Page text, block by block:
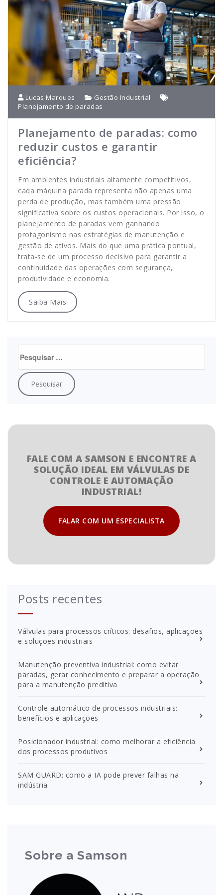
Lucas Marques
Gestão Industrial
Planejamento de paradas
Planejamento de paradas: como
reduzir custos e garantir
eficiência?
Em ambientes industriais altamente competitivos,
cada máquina parada representa não apenas uma
perda de produção, mas também uma pressão
significativa sobre os custos operacionais. Por isso, o
planejamento de paradas vem ganhando
protagonismo nas estratégias de manutenção e
gestão de ativos. Mais do que uma prática pontual,
trata-se de um processo decisivo para garantir a
continuidade das operações com segurança,
produtividade e economia.
Saiba Mais
FALE COM A SAMSON E ENCONTRE A
SOLUÇÃO IDEAL EM VÁLVULAS DE
CONTROLE E AUTOMAÇÃO
INDUSTRIAL!
FALAR COM UM ESPECIALISTA
Posts recentes
Válvulas para processos críticos: desafios, aplicações
e soluções industriais
Manutenção preventiva industrial: como evitar
paradas, gerar conhecimento e preparar a operação
para a manutenção preditiva
Controle automático de processos industriais:
benefícios e aplicações
Posicionador industrial: como melhorar a eficiência
dos processos produtivos
SAM GUARD: como a IA pode prever falhas na
indústria
Sobre a Samson